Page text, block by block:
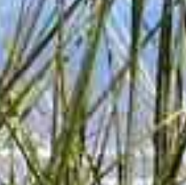
Dezember 2026
W Mo Di Mi Do Fr
49 1 2 3 4 5
50 7 8 9 10 11
51 14 15 16 17 18